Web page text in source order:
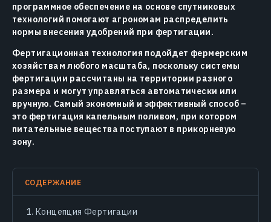
программное обеспечение на основе спутниковых
технологий помогают агрономам распределить
нормы внесения удобрений при фертигации.
Фертигационная технология подойдет фермерским
хозяйствам любого масштаба, поскольку системы
фертигации рассчитаны на территории разного
размера и могут управляться автоматически или
вручную. Самый экономный и эффективный способ –
это фертигация капельным поливом, при котором
питательные вещества поступают в прикорневую
зону.
СОДЕРЖАНИЕ
Концепция Фертигации